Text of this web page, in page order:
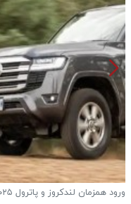
ورود همزمان لندکروز و پاترول ۲۰۲۵